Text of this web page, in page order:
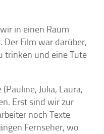
in einen Raum
Der Film war darüber,
trinken und eine Tüte
Julia, Laura,
Erst sind wir zur
noch Texte
Fernseher, wo